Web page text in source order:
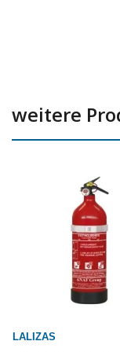
weitere
LALIZAS